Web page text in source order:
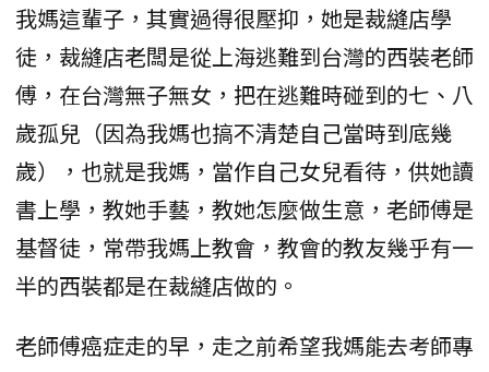
我媽這輩子，其實過得很壓抑，她是裁縫店學
徒，裁縫店老闆是從上海逃難到台灣的西裝老師
傅，在台灣無子無女，把在逃難時碰到的七、八
歲孤兒（因為我媽也搞不清楚自己當時到底幾
歲），也就是我媽，當作自己女兒看待，供她讀
書上學，教她手藝，教她怎麼做生意，老師傅是
基督徒，常帶我媽上教會，教會的教友幾乎有一
半的西裝都是在裁縫店做的。
老師傅癌症走的早，走之前希望我媽能去考師專